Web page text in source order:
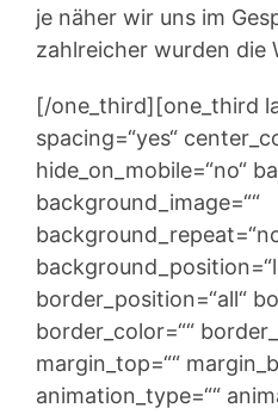
je näher wir uns im
zahlreicher wurden die
[/one_third][one_third
spacing=“yes“
hide_on_mobile=“no“
background_image=““
border_position=“all“
border_color=““
margin_top=““
animation_type=““